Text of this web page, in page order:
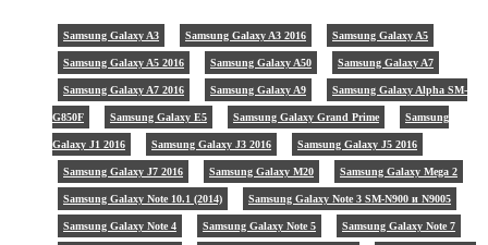
Samsung Galaxy A3 Samsung Galaxy A3 2016 Samsung Galaxy A5
Samsung Galaxy A5 2016 Samsung Galaxy A50 Samsung Galaxy A7
Samsung Galaxy A7 2016 Samsung Galaxy A9 Samsung Galaxy Alpha SM-
G850F Samsung Galaxy E5 Samsung Galaxy Grand Prime Samsung
Galaxy J1 2016 Samsung Galaxy J3 2016 Samsung Galaxy J5 2016
Samsung Galaxy J7 2016 Samsung Galaxy M20 Samsung Galaxy Mega 2
Samsung Galaxy Note 10.1 (2014) Samsung Galaxy Note 3 SM-N900 и N9005
Samsung Galaxy Note 4 Samsung Galaxy Note 5 Samsung Galaxy Note 7